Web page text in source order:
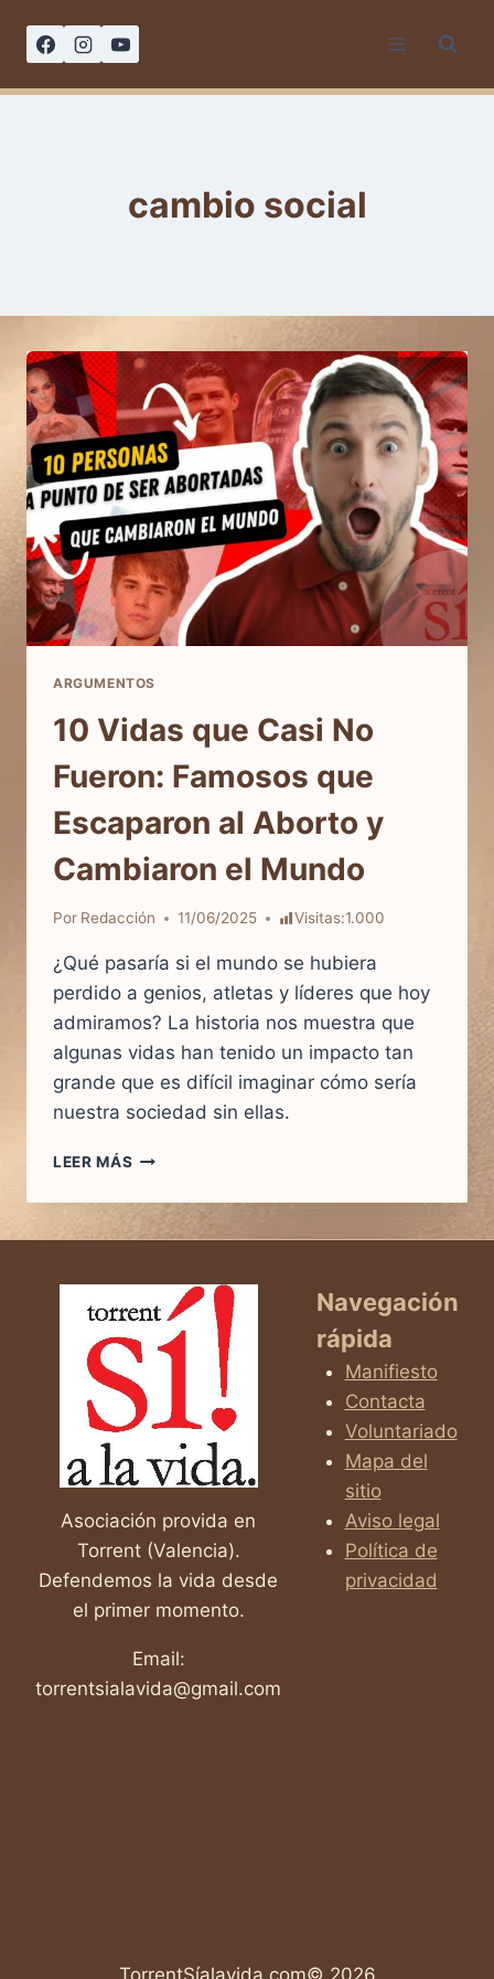
cambio social
ARGUMENTOS
10 Vidas que Casi No
Fueron: Famosos que
Escaparon al Aborto y
Cambiaron el Mundo
Por Redacción 11/06/2025 Visitas:1.000
¿Qué pasaría si el mundo se hubiera
perdido a genios, atletas y líderes que hoy
admiramos? La historia nos muestra que
algunas vidas han tenido un impacto tan
grande que es difícil imaginar cómo sería
nuestra sociedad sin ellas.
LEER MÁS
QUE
CASI
FAMOSOS
QUE
ESCAPARON
AL
ABORTO
Y
CAMBIARON
EL
MUNDO
Asociación provida en
Torrent (Valencia).
Defendemos la vida desde
el primer momento.
Email:
torrentsialavida@gmail.com
Navegación
rápida
Manifiesto
Contacta
Voluntariado
Mapa del
sitio
Aviso legal
Política de
privacidad
TorrentSíalavida.com© 2026